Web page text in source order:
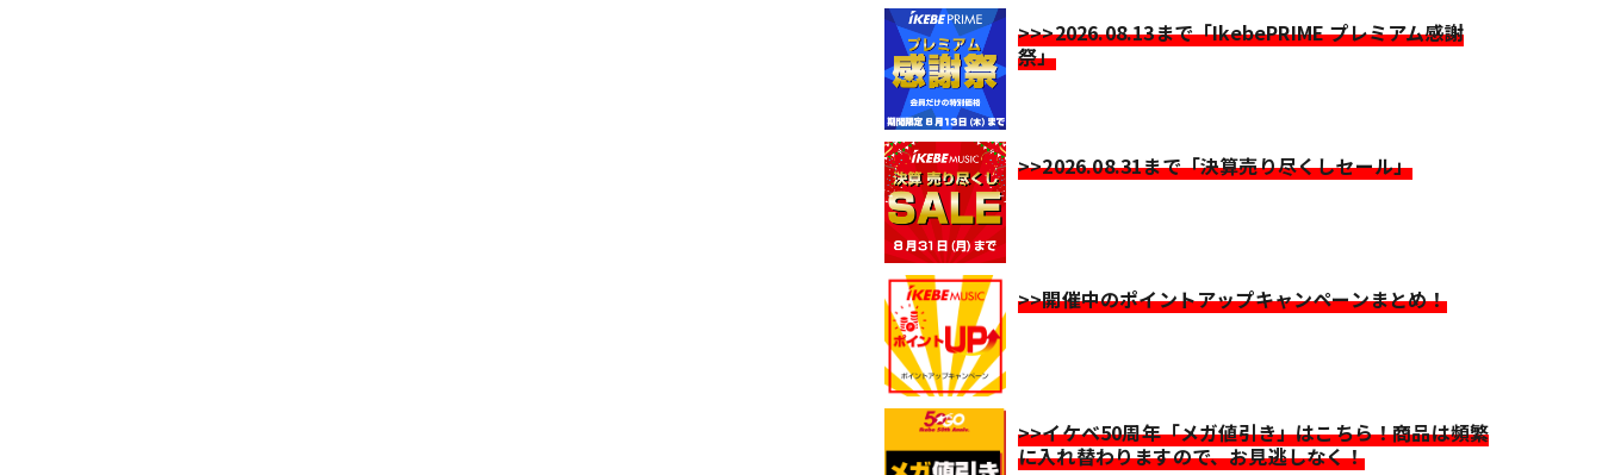
>>>2026.08.13まで「IkebePRIME プレミアム感謝
祭」
>>2026.08.31まで「決算売り尽くしセール」
>>開催中のポイントアップキャンペーンまとめ！
>>イケベ50周年「メガ値引き」はこちら！商品は頻繁
に入れ替わりますので、お見逃しなく！